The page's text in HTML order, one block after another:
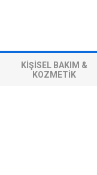
KIŞISEL BAKIM &
KOZMETIK